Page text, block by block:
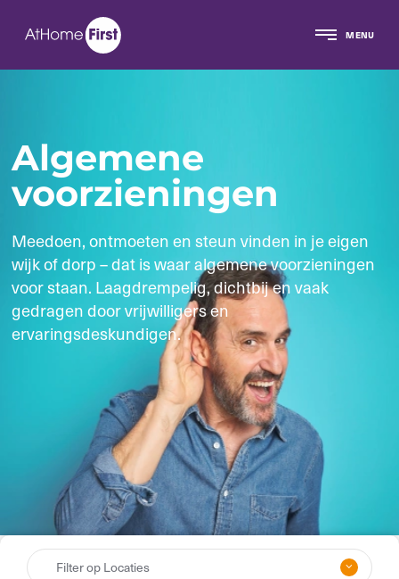
MENU
Algemene
voorzieningen
Meedoen, ontmoeten en steun vinden in je eigen
wijk of dorp – dat is waar algemene voorzieningen
voor staan. Laagdrempelig, dichtbij en vaak
gedragen door vrijwilligers en
ervaringsdeskundigen.
Filter op Locaties